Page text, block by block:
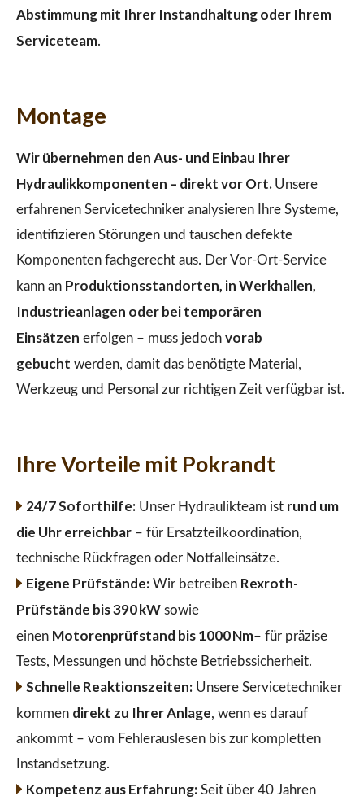
Abstimmung mit Ihrer Instandhaltung oder Ihrem
Serviceteam.
Montage
Wir übernehmen den Aus- und Einbau Ihrer
Hydraulikkomponenten – direkt vor Ort. Unsere
erfahrenen Servicetechniker analysieren Ihre Systeme,
identifizieren Störungen und tauschen defekte
Komponenten fachgerecht aus. Der Vor-Ort-Service
kann an Produktionsstandorten, in Werkhallen,
Industrieanlagen oder bei temporären
Einsätzen erfolgen – muss jedoch vorab
gebucht werden, damit das benötigte Material,
Werkzeug und Personal zur richtigen Zeit verfügbar ist.
Ihre Vorteile mit Pokrandt
24/7 Soforthilfe:Unser Hydraulikteam ist rund um
die Uhr erreichbar – für Ersatzteilkoordination,
technische Rückfragen oder Notfalleinsätze.
Eigene Prüfstände:Wir betreiben Rexroth-
Prüfstände bis 390 kW sowie
einen Motorenprüfstand bis 1000 Nm– für präzise
Tests, Messungen und höchste Betriebssicherheit.
Schnelle Reaktionszeiten:Unsere Servicetechniker
kommen direkt zu Ihrer Anlage, wenn es darauf
ankommt – vom Fehlerauslesen bis zur kompletten
Instandsetzung.
Kompetenz aus Erfahrung:Seit über 40 Jahren